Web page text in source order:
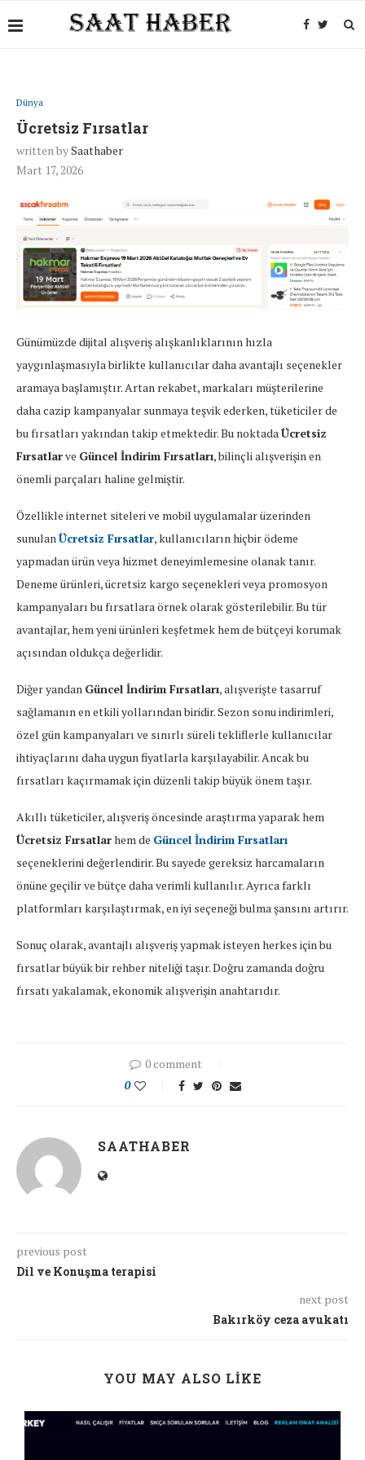
Dünya
Ücretsiz Fırsatlar
written bySaathaber
Mart 17, 2026
Günümüzde dijital alışveriş alışkanlıklarının hızla
yaygınlaşmasıyla birlikte kullanıcılar daha avantajlı seçenekler
aramaya başlamıştır. Artan rekabet, markaları müşterilerine
daha cazip kampanyalar sunmaya teşvik ederken, tüketiciler de
bu fırsatları yakından takip etmektedir. Bu noktadaÜcretsiz
Fırsatlarve Güncel İndirim Fırsatları, bilinçli alışverişin en
önemli parçaları haline gelmiştir.
Özellikle internet siteleri ve mobil uygulamalar üzerinden
sunulanÜcretsiz Fırsatlar, kullanıcıların hiçbir ödeme
yapmadan ürün veya hizmet deneyimlemesine olanak tanır.
Deneme ürünleri, ücretsiz kargo seçenekleri veya promosyon
kampanyaları bu fırsatlara örnek olarak gösterilebilir. Bu tür
avantajlar, hem yeni ürünleri keşfetmek hem de bütçeyi korumak
açısından oldukça değerlidir.
Diğer yandan Güncel İndirim Fırsatları, alışverişte tasarruf
sağlamanın en etkili yollarından biridir. Sezon sonu indirimleri,
özel gün kampanyaları ve sınırlı süreli tekliflerle kullanıcılar
ihtiyaçlarını daha uygun fiyatlarla karşılayabilir. Ancak bu
fırsatları kaçırmamak için düzenli takip büyük önem taşır.
Akıllı tüketiciler, alışveriş öncesinde araştırma yaparak hem
Ücretsiz Fırsatlarhem de Güncel İndirim Fırsatları
seçeneklerini değerlendirir. Bu sayede gereksiz harcamaların
önüne geçilir ve bütçe daha verimli kullanılır. Ayrıca farklı
platformları karşılaştırmak, en iyi seçeneği bulma şansını artırır.
Sonuç olarak, avantajlı alışveriş yapmak isteyen herkes için bu
fırsatlar büyük bir rehber niteliği taşır. Doğru zamanda doğru
fırsatı yakalamak, ekonomik alışverişin anahtarıdır.
0 comment
0
SAATHABER
previous post
Dil ve Konuşma terapisi
next post
Bakırköy ceza avukatı
YOU MAY ALSO LIKE